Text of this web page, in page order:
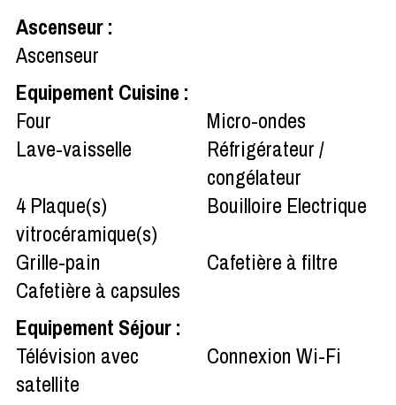
Ascenseur:
Ascenseur
Equipement Cuisine :
Four
Micro-ondes
Lave-vaisselle
Réfrigérateur /
congélateur
4 Plaque(s)
vitrocéramique(s)
Bouilloire Electrique
Grille-pain
Cafetière à filtre
Cafetière à capsules
Equipement Séjour:
Télévision avec
satellite
Connexion Wi-Fi